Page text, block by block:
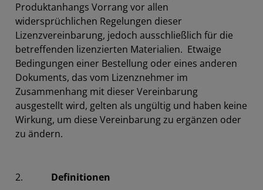
Produktanhangs Vorrang vor allen
widersprüchlichen Regelungen dieser
Lizenzvereinbarung, jedoch ausschließlich für die
betreffenden lizenzierten Materialien. Etwaige
Bedingungen einer Bestellung oder eines anderen
Dokuments, das vom Lizenznehmer im
Zusammenhang mit dieser Vereinbarung
ausgestellt wird, gelten als ungültig und haben keine
Wirkung, um diese Vereinbarung zu ergänzen oder
zu ändern.
2. Definitionen